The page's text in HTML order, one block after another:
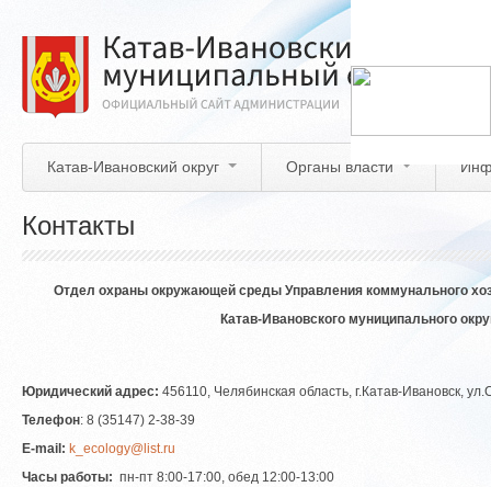
основному
содержанию
Катав-Ивановский округ Органы власти
Контакты
Отдел охраны окружающей среды Управления коммунального
Катав-Ивановского муниципального
Юридический адрес: 456110, Челябинская область, г.Катав-Ивановск,
Телефон: 8 (35147) 2-38-39
E-mail: k_ecology@list.ru
Часы работы: пн-пт 8:00-17:00, обед 12:00-13:00